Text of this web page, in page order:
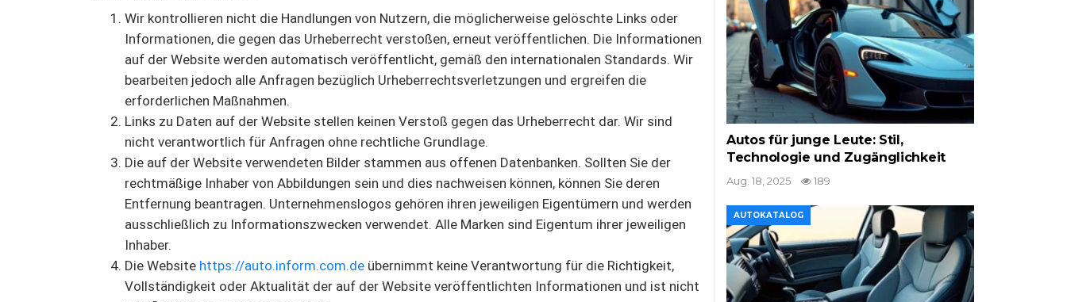
Wir kontrollieren nicht die Handlungen von Nutzern, die möglicherweise gelöschte Links oder
Informationen, die gegen das Urheberrecht verstoßen, erneut veröffentlichen. Die Informationen
auf der Website werden automatisch veröffentlicht, gemäß den internationalen Standards. Wir
bearbeiten jedoch alle Anfragen bezüglich Urheberrechtsverletzungen und ergreifen die
erforderlichen Maßnahmen.
Links zu Daten auf der Website stellen keinen Verstoß gegen das Urheberrecht dar. Wir sind
nicht verantwortlich für Anfragen ohne rechtliche Grundlage.
Die auf der Website verwendeten Bilder stammen aus offenen Datenbanken. Sollten Sie der
rechtmäßige Inhaber von Abbildungen sein und dies nachweisen können, können Sie deren
Entfernung beantragen. Unternehmenslogos gehören ihren jeweiligen Eigentümern und werden
ausschließlich zu Informationszwecken verwendet. Alle Marken sind Eigentum ihrer jeweiligen
Inhaber.
Die Website https://auto.inform.com.de übernimmt keine Verantwortung für die Richtigkeit,
Vollständigkeit oder Aktualität der auf der Website veröffentlichten Informationen und ist nicht
Autos für junge Leute: Stil,
Technologie und Zugänglichkeit
Aug. 18, 2025 189
AUTOKATALOG